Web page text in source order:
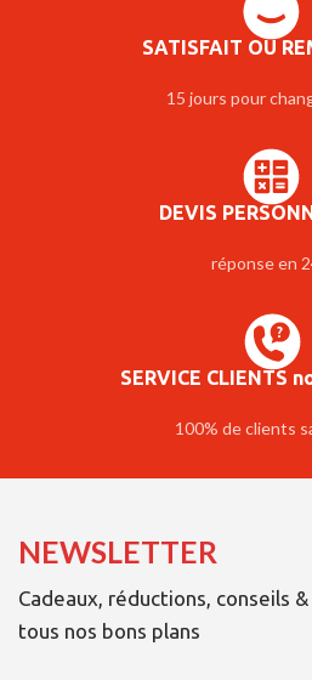
SATISFAIT OU
15 jours pour
DEVIS
réponse en
SERVICE CLIENTS
100% de clients
NEWSLETTER
Cadeaux, réductions, conseils
tous nos bons plans